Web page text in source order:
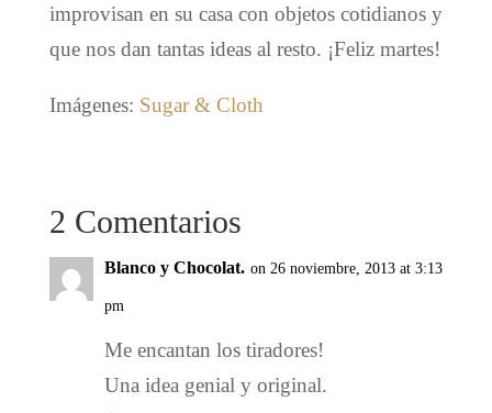
improvisan en su casa con objetos cotidianos y
que nos dan tantas ideas al resto. ¡Feliz martes!
Imágenes: Sugar & Cloth
2 Comentarios
Blanco y Chocolat. on 26 noviembre, 2013 at 3:13
pm
Me encantan los tiradores!
Una idea genial y original.